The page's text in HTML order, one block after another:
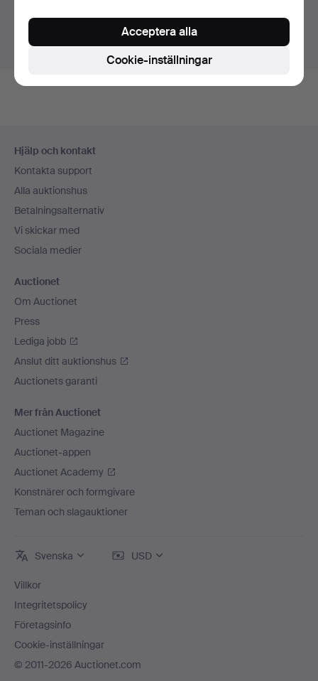
Du söker i vårt arkiv över avslutade auktioner.
Visa pågående auktioner istället.
Hjälp och kontakt
Kontakta support
Alla auktionshus
Betalningsalternativ
Vi skickar med
Sociala medier
Auctionet
Om Auctionet
Press
Lediga jobb
Anslut ditt auktionshus
Auctionets garanti
Mer från Auctionet
Auctionet Magazine
Auctionet-appen
Auctionet Academy
Konstnärer och formgivare
Teman och slagauktioner
Svenska USD
Villkor
Integritetspolicy
Företagsinfo
Cookie-inställningar
© 2011-2026 Auctionet.com
Cookie-inställningar
Acceptera alla